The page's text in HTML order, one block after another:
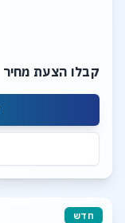
קבלו הצעת מחיר
חדש